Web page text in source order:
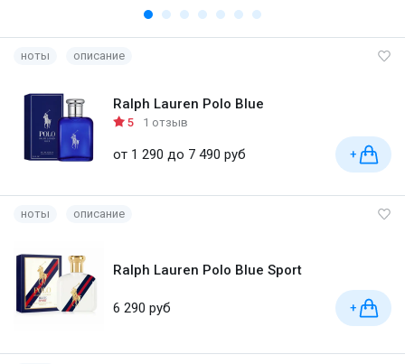
ноты описание
Ralph Lauren Polo Blue
5 1 отзыв
от 1 290 до 7 490 руб +
ноты описание
Ralph Lauren Polo Blue Sport
6 290 руб +